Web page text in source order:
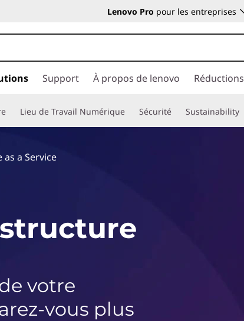
Lenovo Pro pour les entreprises
Support À propos de lenovo Réductions
Lieu de Travail Numérique Sécurité Sustainability
a Service
votre
vous plus